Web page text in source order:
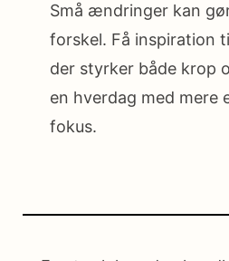
Små ændringer kan
forskel. Få inspiration
der styrker både krop
en hverdag med mere
fokus.